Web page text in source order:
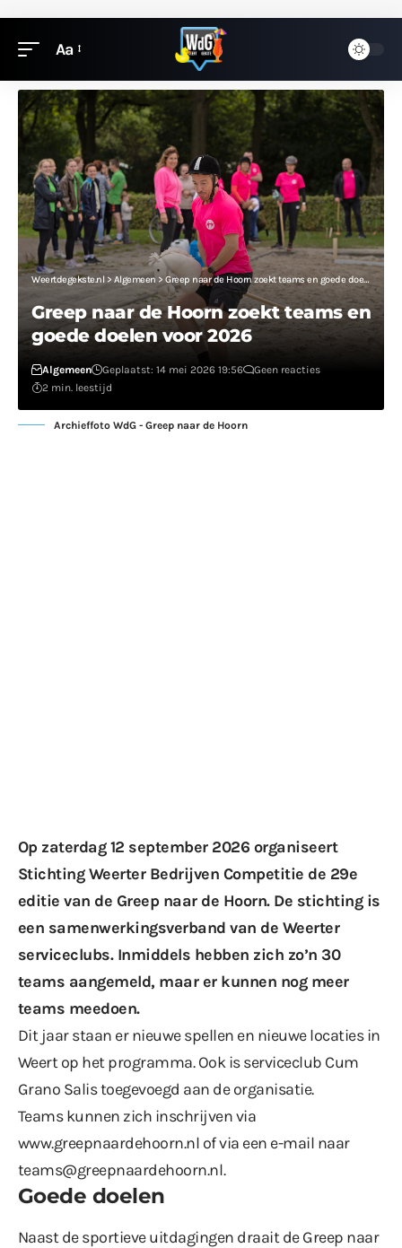
Aa
Weertdegekste.nl> Algemeen > Greep naar de Hoorn zoekt teams en goede doelen voor 2026
Greep naar de Hoorn zoekt teams en
goede doelen voor 2026
Algemeen Geplaatst: 14 mei 2026 19:56
Geen reacties
2 min. leestijd
Archieffoto WdG - Greep naar de Hoorn
Op zaterdag 12 september 2026 organiseert
Stichting Weerter Bedrijven Competitie de 29e
editie van de Greep naar de Hoorn. De stichting is
een samenwerkingsverband van de Weerter
serviceclubs. Inmiddels hebben zich zo’n 30
teams aangemeld, maar er kunnen nog meer
teams meedoen.
Dit jaar staan er nieuwe spellen en nieuwe locaties in
Weert op het programma. Ook is serviceclub Cum
Grano Salis toegevoegd aan de organisatie.
Teams kunnen zich inschrijven via
www.greepnaardehoorn.nl of via een e-mail naar
teams@greepnaardehoorn.nl.
Goede doelen
Naast de sportieve uitdagingen draait de Greep naar